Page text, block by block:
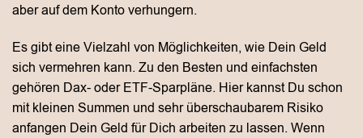
aber auf dem Konto verhungern.
Es gibt eine Vielzahl von Möglichkeiten, wie Dein Geld
sich vermehren kann. Zu den Besten und einfachsten
gehören Dax- oder ETF-Sparpläne. Hier kannst Du schon
mit kleinen Summen und sehr überschaubarem Risiko
anfangen Dein Geld für Dich arbeiten zu lassen. Wenn